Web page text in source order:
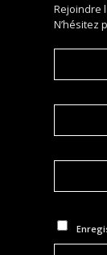
Rejoindre
N’hésitez